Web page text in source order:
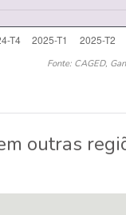
Fonte: CAGED,
outras